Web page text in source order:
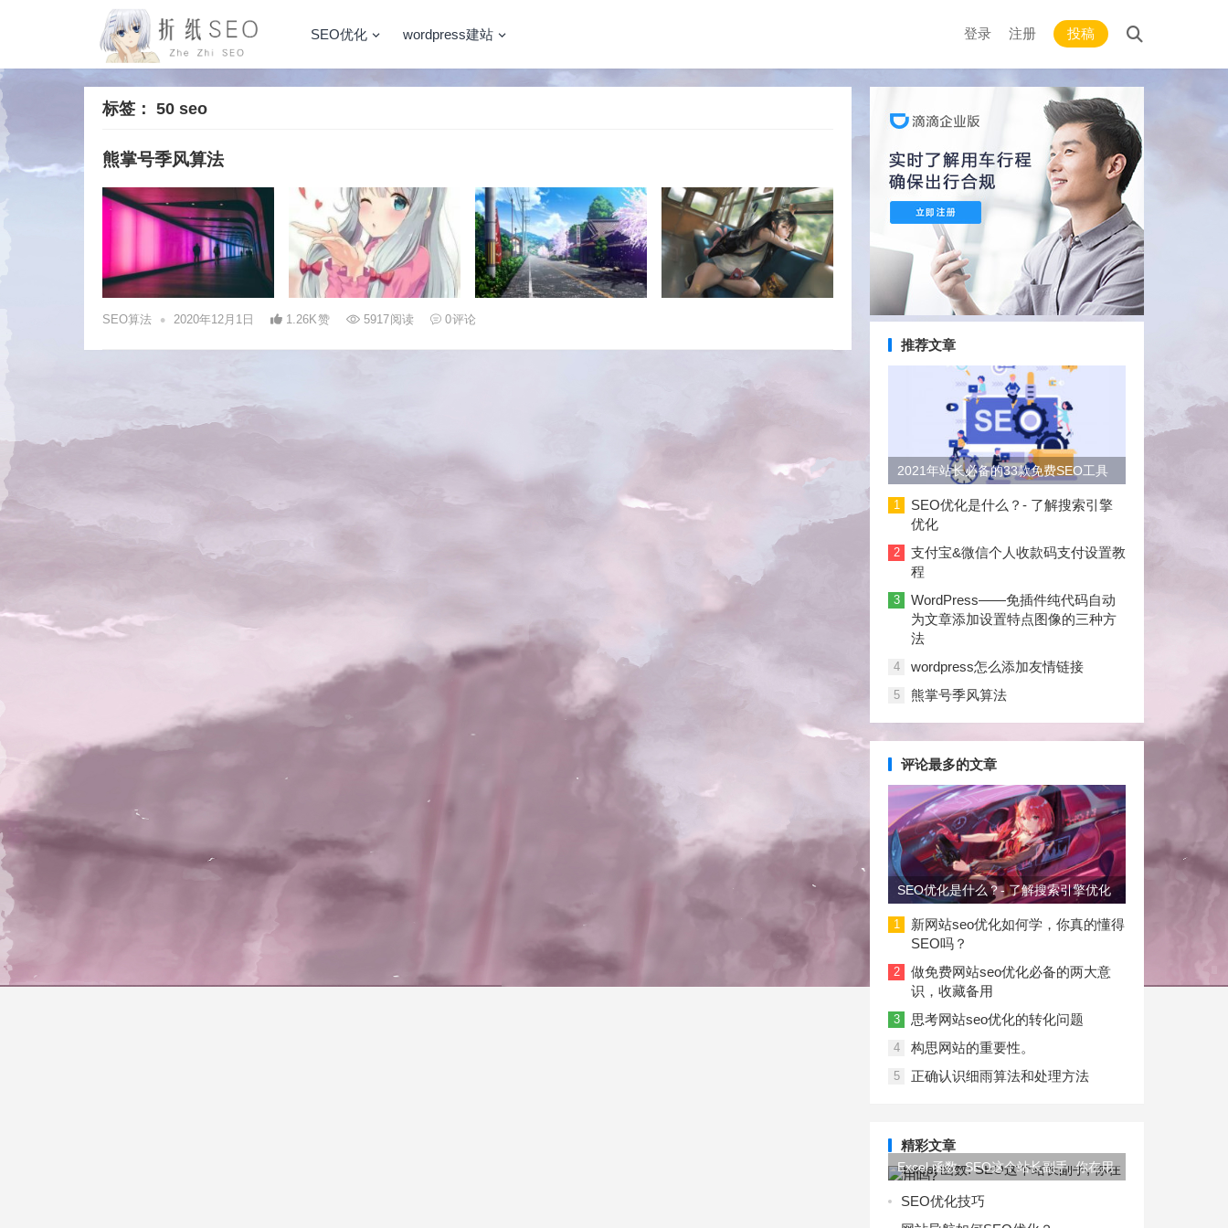
SEO优化 wordpress建站 登录 注册 投稿
标签： 50 seo
熊掌号季风算法
SEO算法 • 2020年12月1日 1.26K赞 5917阅读 0评论
推荐文章
2021年站长必备的33款免费SEO工具
大合集
1
SEO优化是什么？- 了解搜索引擎
优化
2
支付宝&微信个人收款码支付设置教
程
3
WordPress——免插件纯代码自动
为文章添加设置特点图像的三种方
法
4 wordpress怎么添加友情链接
5 熊掌号季风算法
评论最多的文章
SEO优化是什么？- 了解搜索引擎优化
1
新网站seo优化如何学，你真的懂得
SEO吗？
2
做免费网站seo优化必备的两大意
识，收藏备用
3 思考网站seo优化的转化问题
4 构思网站的重要性。
5 正确认识细雨算法和处理方法
精彩文章
Excel 函数: SEO这个站长副手, 你在用
吗?
SEO优化技巧